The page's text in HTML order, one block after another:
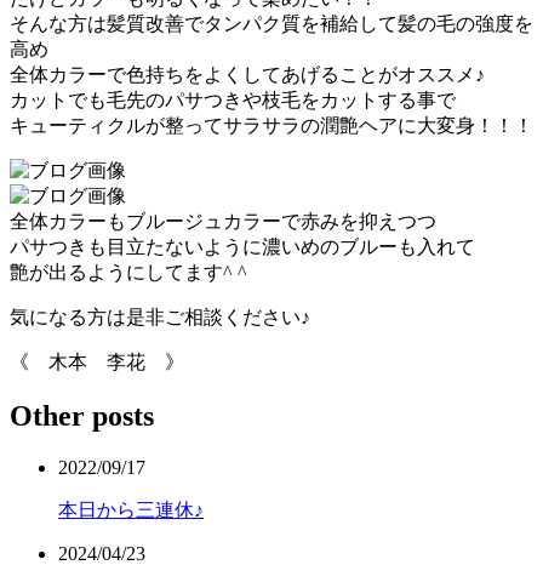
そんな方は髪質改善でタンパク質を補給して髪の毛の強度を
高め
全体カラーで色持ちをよくしてあげることがオススメ♪
カットでも毛先のパサつきや枝毛をカットする事で
キューティクルが整ってサラサラの潤艶ヘアに大変身！！！
全体カラーもブルージュカラーで赤みを抑えつつ
パサつきも目立たないように濃いめのブルーも入れて
艶が出るようにしてます^ ^
気になる方は是非ご相談ください♪
《 木本 李花 》
Other posts
2022/09/17
本日から三連休♪
2024/04/23